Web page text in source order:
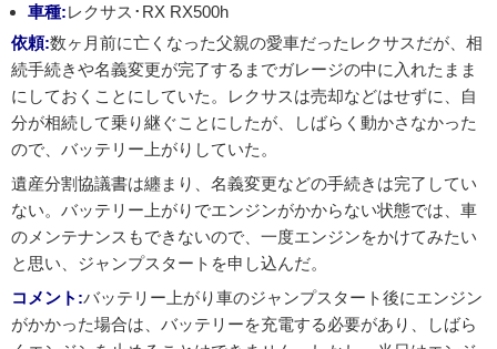
車種:レクサス･RX RX500h
依頼:数ヶ月前に亡くなった父親の愛車だったレクサスだが、相
続手続きや名義変更が完了するまでガレージの中に入れたまま
にしておくことにしていた。レクサスは売却などはせずに、自
分が相続して乗り継ぐことにしたが、しばらく動かさなかった
ので、バッテリー上がりしていた。
遺産分割協議書は纏まり、名義変更などの手続きは完了してい
ない。バッテリー上がりでエンジンがかからない状態では、車
のメンテナンスもできないので、一度エンジンをかけてみたい
と思い、ジャンプスタートを申し込んだ。
コメント:バッテリー上がり車のジャンプスタート後にエンジン
がかかった場合は、バッテリーを充電する必要があり、しばら